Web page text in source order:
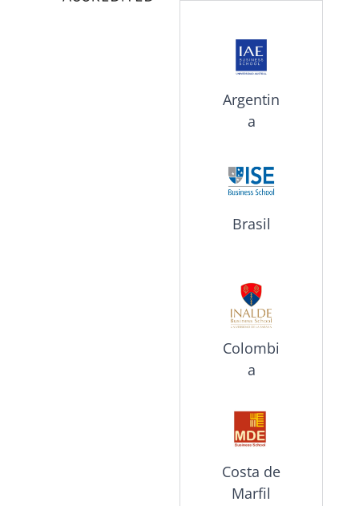
Argentin
a
Brasil
Colombi
a
Costa de
Marfil